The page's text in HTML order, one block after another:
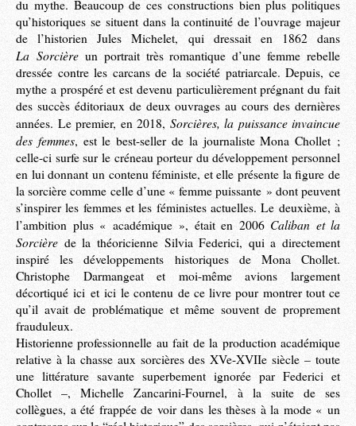
du mythe. Beaucoup de ces constructions bien plus politiques
qu’historiques se situent dans la continuité de l’ouvrage majeur
de l’historien Jules Michelet, qui dressait en 1862 dans
La Sorcièreun portrait très romantique d’une femme rebelle
dressée contre les carcans de la société patriarcale. Depuis, ce
mythe a prospéré et est devenu particulièrement prégnant du fait
des succès éditoriaux de deux ouvrages au cours des dernières
années. Le premier, en 2018, Sorcières, la puissance invaincue
des femmes, est le best-seller de la journaliste Mona Chollet ;
celle-ci surfe sur le créneau porteur du développement personnel
en lui donnant un contenu féministe, et elle présente la figure de
la sorcière comme celle d’une « femme puissante » dont peuvent
s’inspirer les femmes et les féministes actuelles. Le deuxième, à
l’ambition plus « académique », était en 2006 Caliban et la
Sorcière de la théoricienne Silvia Federici, qui a directement
inspiré les développements historiques de Mona Chollet.
Christophe Darmangeat et moi-même avions largement
décortiqué ici et ici le contenu de ce livre pour montrer tout ce
qu’il avait de problématique et même souvent de proprement
frauduleux.
Historienne professionnelle au fait de la production académique
relative à la chasse aux sorcières des XVe-XVIIe siècle – toute
une littérature savante superbement ignorée par Federici et
Chollet –, Michelle Zancarini-Fournel, à la suite de ses
collègues, a été frappée de voir dans les thèses à la mode « un